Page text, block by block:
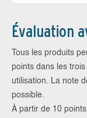
Évaluation
Tous les produits
points dans les
utilisation. La note
possible.
À partir de 10